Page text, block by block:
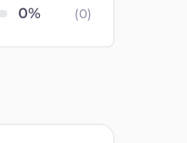
(0)